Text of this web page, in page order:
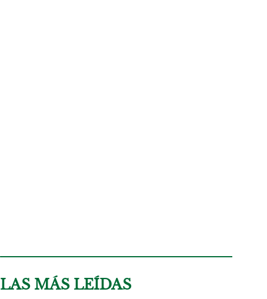
LAS MÁS LEÍDAS